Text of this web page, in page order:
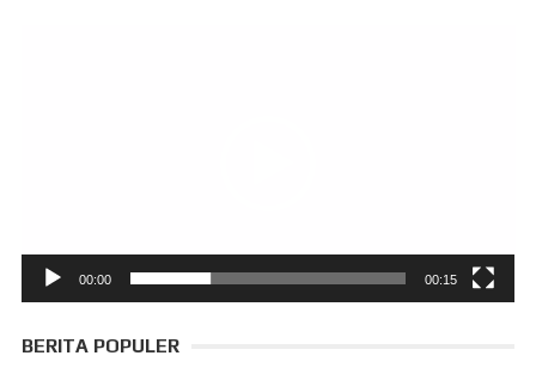
00:00 00:15
BERITA POPULER